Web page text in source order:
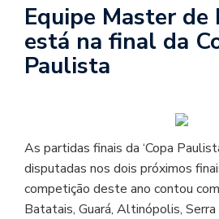
Equipe Master de
está na final da
Paulista
As partidas finais da ‘Copa
disputadas nos dois próximos
competição deste ano contou
Batatais, Guará, Altinópolis,